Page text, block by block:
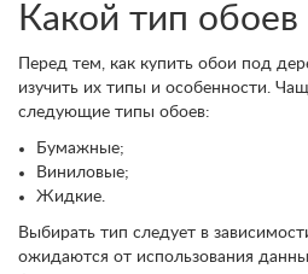
Какой тип обоев
Перед тем, как купить обои под
изучить их типы и особенности.
следующие типы обоев:
Бумажные;
Виниловые;
Жидкие.
Выбирать тип следует в
ожидаются от использования